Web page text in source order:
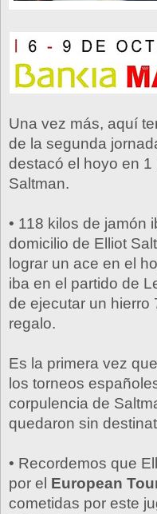
Una vez más, aquí
de la segunda
destacó el hoyo en
Saltman.
• 118 kilos de jamón
domicilio de Elliot
lograr un ace en el
iba en el partido de
de ejecutar un hierro
regalo.
Es la primera vez
los torneos
corpulencia de
quedaron sin
• Recordemos que
por el European
cometidas por este